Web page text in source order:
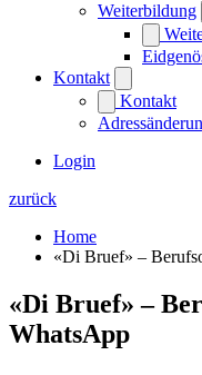
Weiterbildung
Kontakt
Kontakt
Login
zurück
Home
«Di Bruef» –
«Di Bruef» –
WhatsApp